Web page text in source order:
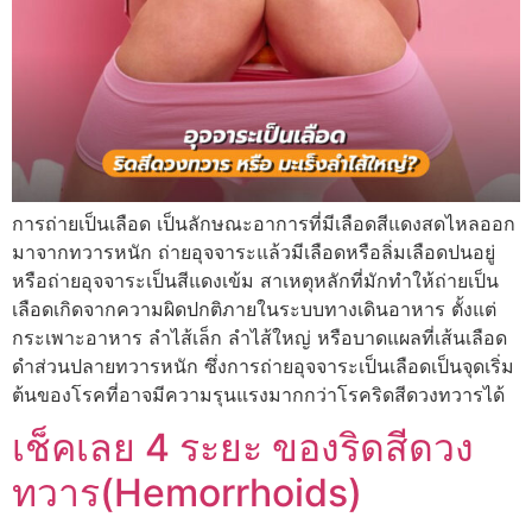
การถ่ายเป็นเลือด เป็นลักษณะอาการที่มีเลือดสีแดงสดไหลออก
มาจากทวารหนัก ถ่ายอุจจาระแล้วมีเลือดหรือลิ่มเลือดปนอยู่
หรือถ่ายอุจจาระเป็นสีแดงเข้ม สาเหตุหลักที่มักทำให้ถ่ายเป็น
เลือดเกิดจากความผิดปกติภายในระบบทางเดินอาหาร ตั้งแต่
กระเพาะอาหาร ลำไส้เล็ก ลำไส้ใหญ่ หรือบาดแผลที่เส้นเลือด
ดำส่วนปลายทวารหนัก ซึ่งการถ่ายอุจจาระเป็นเลือดเป็นจุดเริ่ม
ต้นของโรคที่อาจมีความรุนแรงมากกว่าโรคริดสีดวงทวารได้
เช็คเลย 4 ระยะ ของริดสีดวง
ทวาร(Hemorrhoids)